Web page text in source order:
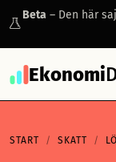
Beta – Den här
Ekonomi
START SKATT